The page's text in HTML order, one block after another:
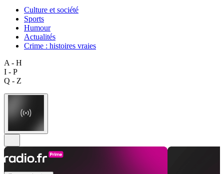
Culture et société
Sports
Humour
Actualités
Crime : histoires vraies
A - H
I - P
Q - Z